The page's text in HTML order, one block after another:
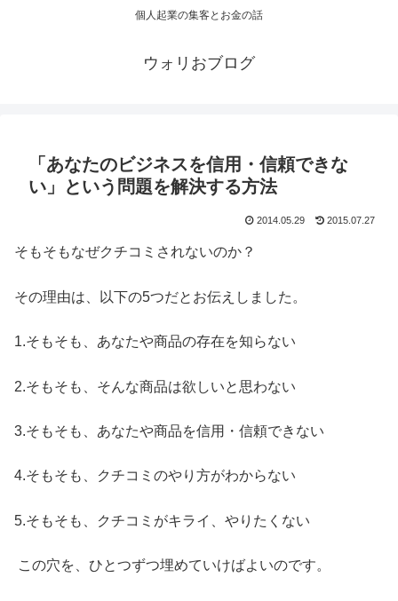
個人起業の集客とお金の話
ウォリおブログ
「あなたのビジネスを信用・信頼できな
い」という問題を解決する方法
2014.05.29 2015.07.27
そもそもなぜクチコミされないのか？
その理由は、以下の5つだとお伝えしました。
1.そもそも、あなたや商品の存在を知らない
2.そもそも、そんな商品は欲しいと思わない
3.そもそも、あなたや商品を信用・信頼できない
4.そもそも、クチコミのやり方がわからない
5.そもそも、クチコミがキライ、やりたくない
この穴を、ひとつずつ埋めていけばよいのです。